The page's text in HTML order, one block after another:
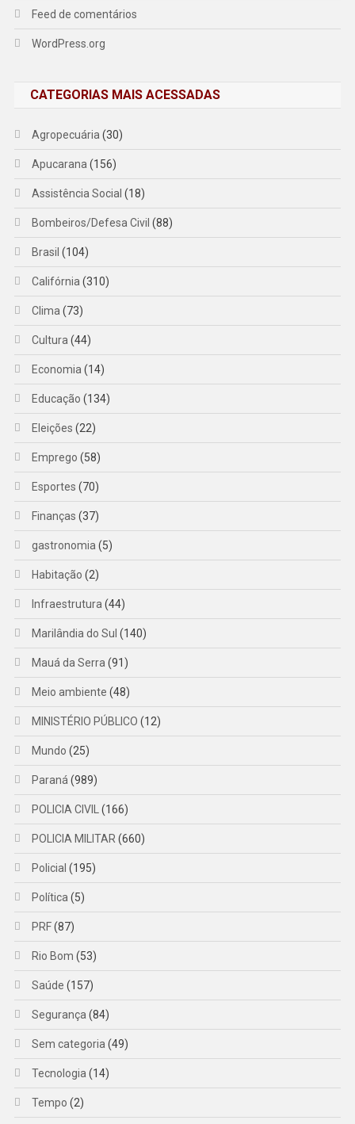
Feed de comentários
WordPress.org
CATEGORIAS MAIS ACESSADAS
Agropecuária (30)
Apucarana (156)
Assistência Social (18)
Bombeiros/Defesa Civil (88)
Brasil (104)
Califórnia (310)
Clima (73)
Cultura (44)
Economia (14)
Educação (134)
Eleições (22)
Emprego (58)
Esportes (70)
Finanças (37)
gastronomia (5)
Habitação (2)
Infraestrutura (44)
Marilândia do Sul (140)
Mauá da Serra (91)
Meio ambiente (48)
MINISTÉRIO PÚBLICO (12)
Mundo (25)
Paraná (989)
POLICIA CIVIL (166)
POLICIA MILITAR (660)
Policial (195)
Política (5)
PRF(87)
Rio Bom (53)
Saúde (157)
Segurança (84)
Sem categoria (49)
Tecnologia (14)
Tempo (2)